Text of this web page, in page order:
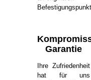
Garantie
Ihre Zufriedenheit
hat für uns